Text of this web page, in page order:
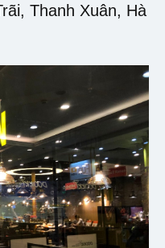
Thanh Xuân, Hà